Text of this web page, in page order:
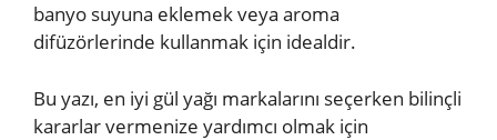
banyo suyuna eklemek veya aroma
difüzörlerinde kullanmak için idealdir.
Bu yazı, en iyi gül yağı markalarını seçerken bilinçli
kararlar vermenize yardımcı olmak için